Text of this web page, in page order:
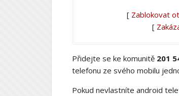
[ Zablokovat
[
Přidejte se ke komunitě 201
telefonu ze svého mobilu
Pokud nevlastníte android